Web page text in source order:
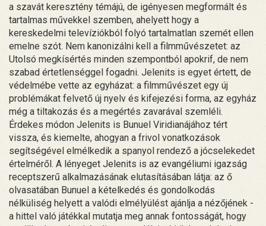
a szavát keresztény témájú, de igényesen megformált és
tartalmas művekkel szemben, ahelyett hogy a
kereskedelmi televíziókból folyó tartalmatlan szemét ellen
emelne szót. Nem kanonizálni kell a filmművészetet: az
Utolsó megkísértés minden szempontból apokrif, de nem
szabad értetlenséggel fogadni. Jelenits is egyet értett, de
védelmébe vette az egyházat: a filmművészet egy új
problémákat felvető új nyelv és kifejezési forma, az egyház
még a tiltakozás és a megértés zavarával szemléli.
Érdekes módon Jelenits is Bunuel Viridianájához tért
vissza, és kiemelte, ahogyan a frivol vonatkozások
segítségével elmélkedik a spanyol rendező a jócselekedet
értelméről. A lényeget Jelenits is az evangéliumi igazság
receptszerű alkalmazásának elutasításában látja: az ő
olvasatában Bunuel a kételkedés és gondolkodás
nélküliség helyett a valódi elmélyülést ajánlja a nézőjének -
a hittel való játékkal mutatja meg annak fontosságát, hogy